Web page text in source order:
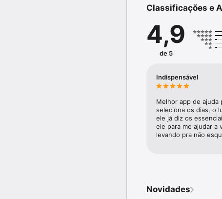
PackPoint dirá o que
Digite a cidade para
DICAS PROFISSIONAIS:
- Toque no sinal “+”
- Marque “Repetir
O PackPoint montará
- Viagem de negócios
- Atividades que você
- O que é necessário
Curta-nos no Facebook
Classificações e
4,9
de 5
Indispensável
Melhor app de ajuda
seleciona os dias, o
ele já diz os
ele para me ajudar
levando pra não
Novidades